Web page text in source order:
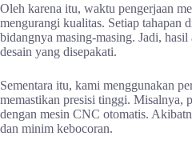
Oleh karena itu, waktu pengerjaan
mengurangi kualitas. Setiap tahapan
bidangnya masing-masing. Jadi,
desain yang disepakati.
Sementara itu, kami menggunakan
memastikan presisi tinggi. Misalnya,
dengan mesin CNC otomatis.
dan minim kebocoran.